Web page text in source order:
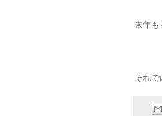
来年も
それ